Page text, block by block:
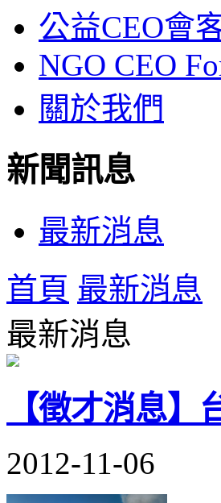
公益CEO會
NGO CEO
關於我們
新聞訊息
最新消息
首頁 最新消息
最新消息
【徵才消息
2012-11-06